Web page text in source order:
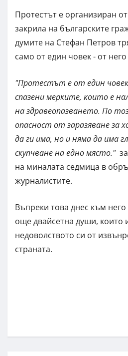
Протестът е организиран
закрила на българските
думите на Стефан Петров
само от един човек - от
"Протестът е от един
спазени мерките, които е
на здравеопазването. По
опасност от заразяване за
да ги има, но и няма да има
скупчване на едно място."
на миналата седмица в
журналистите.
Въпреки това днес към
още двайсетна души, които
недоволството си от
страната.